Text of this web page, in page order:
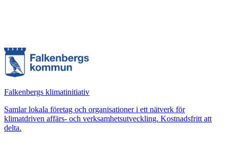
Falkenbergs klimatinitiativ
Samlar lokala företag och organisationer i ett nätverk för
klimatdriven affärs- och verksamhetsutveckling. Kostnadsfritt att
delta.